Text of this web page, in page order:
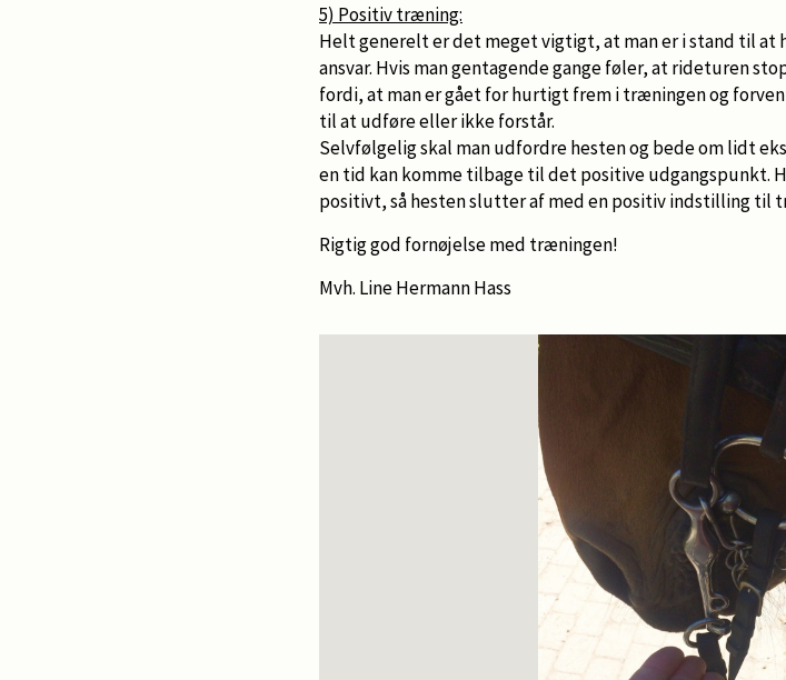
5) Positiv træning:
Helt generelt er det meget vigtigt, at man er i stand til
ansvar. Hvis man gentagende gange føler, at rideturen
fordi, at man er gået for hurtigt frem i træningen og
til at udføre eller ikke forstår.
Selvfølgelig skal man udfordre hesten og bede om lidt
en tid kan komme tilbage til det positive
positivt, så hesten slutter af med en positiv indstilling
Rigtig god fornøjelse med træningen!
Mvh. Line Hermann Hass